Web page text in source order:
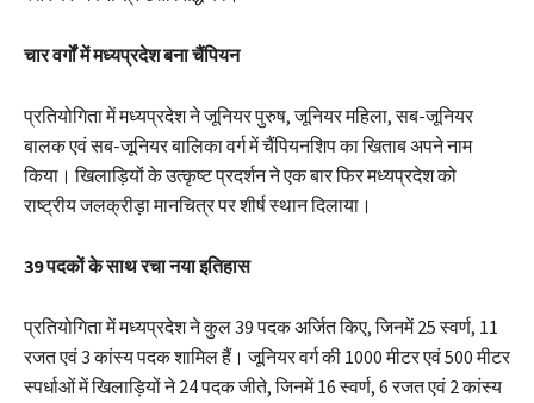
चार वर्गों में मध्यप्रदेश बना चैंपियन
प्रतियोगिता में मध्यप्रदेश ने जूनियर पुरुष, जूनियर महिला, सब-जूनियर
बालक एवं सब-जूनियर बालिका वर्ग में चैंपियनशिप का खिताब अपने नाम
किया। खिलाड़ियों के उत्कृष्ट प्रदर्शन ने एक बार फिर मध्यप्रदेश को
राष्ट्रीय जलक्रीड़ा मानचित्र पर शीर्ष स्थान दिलाया।
39 पदकों के साथ रचा नया इतिहास
प्रतियोगिता में मध्यप्रदेश ने कुल 39 पदक अर्जित किए, जिनमें 25 स्वर्ण, 11
रजत एवं 3 कांस्य पदक शामिल हैं। जूनियर वर्ग की 1000 मीटर एवं 500 मीटर
स्पर्धाओं में खिलाड़ियों ने 24 पदक जीते, जिनमें 16 स्वर्ण, 6 रजत एवं 2 कांस्य